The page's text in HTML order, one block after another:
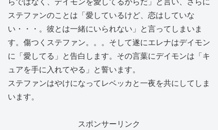
ステファンのことは「愛しているけど、恋はしていな
い・・・。彼とは一緒にいられない」と言ってしまいま
す。傷つくステファン。。。そして遂にエレナはデイモン
に「愛してる」と告白します。その言葉にデイモンは「キ
ュアを手に入れてやる」と誓います。
ステファンはやけになってレベッカと一夜を共にしてしま
います。
スポンサーリンク